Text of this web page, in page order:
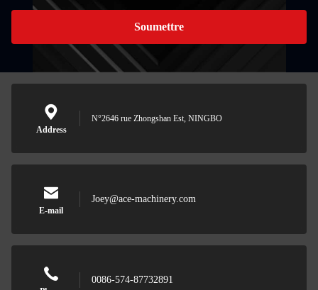
Soumettre
Address
N°2646 rue Zhongshan Est, NINGBO
E-mail
Joey@ace-machinery.com
0086-574-87732891